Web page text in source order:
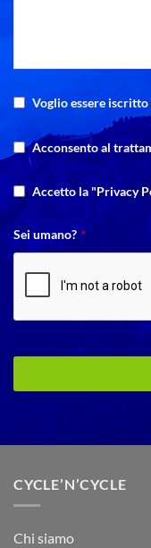
Voglio essere
Acconsento al
Accetto la "Privacy
Sei umano? *
CYCLE’N’CYCLE
Chi siamo